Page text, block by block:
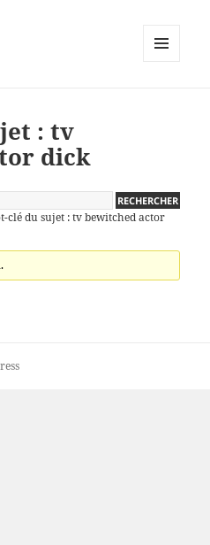
: tv
dick
clé du sujet : tv bewitched actor